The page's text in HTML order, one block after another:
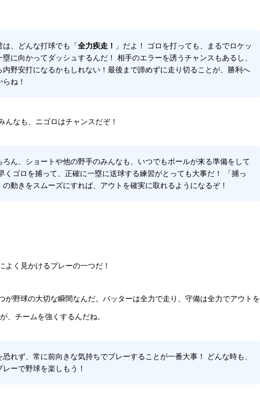
、どんな打球でも「 全力疾走！
」だよ！ ゴロを打っても、まるでロケッ
塁に向かってダッシュするんだ！ 相手のエラーを誘うチャンスもあるし、
内野安打になるかもしれない！最後まで諦めずに走り切ることが、勝利へ
ね！
んなも、ニゴロはチャンスだぞ！
ろん、ショートや他の野手のみんなも、いつでもボールが来る準備をして
くゴロを捕って、正確に一塁に送球する練習がとっても大事だ！ 「捕っ
の動きをスムーズにすれば、アウトを確実に取れるようになるぞ！
よく見かけるプレーの一つだ！
が野球の大切な瞬間なんだ。バッターは全力で走り、守備は全力でアウトを
、チームを強くするんだね。
恐れず、常に前向きな気持ちでプレーすることが一番大事！ どんな時も、
ーで野球を楽しもう！
グラブメンテナンス指南書
ないで！